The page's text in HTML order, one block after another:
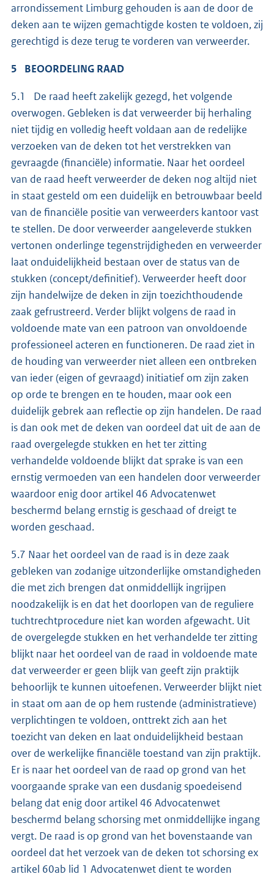
arrondissement Limburg gehouden is aan de door de
deken aan te wijzen gemachtigde kosten te voldoen, zij
gerechtigd is deze terug te vorderen van verweerder.
5 BEOORDELING RAAD
5.1 De raad heeft zakelijk gezegd, het volgende
overwogen. Gebleken is dat verweerder bij herhaling
niet tijdig en volledig heeft voldaan aan de redelijke
verzoeken van de deken tot het verstrekken van
gevraagde (financiële) informatie. Naar het oordeel
van de raad heeft verweerder de deken nog altijd niet
in staat gesteld om een duidelijk en betrouwbaar beeld
van de financiële positie van verweerders kantoor vast
te stellen. De door verweerder aangeleverde stukken
vertonen onderlinge tegenstrijdigheden en verweerder
laat onduidelijkheid bestaan over de status van de
stukken (concept/definitief). Verweerder heeft door
zijn handelwijze de deken in zijn toezichthoudende
zaak gefrustreerd. Verder blijkt volgens de raad in
voldoende mate van een patroon van onvoldoende
professioneel acteren en functioneren. De raad ziet in
de houding van verweerder niet alleen een ontbreken
van ieder (eigen of gevraagd) initiatief om zijn zaken
op orde te brengen en te houden, maar ook een
duidelijk gebrek aan reflectie op zijn handelen. De raad
is dan ook met de deken van oordeel dat uit de aan de
raad overgelegde stukken en het ter zitting
verhandelde voldoende blijkt dat sprake is van een
ernstig vermoeden van een handelen door verweerder
waardoor enig door artikel 46 Advocatenwet
beschermd belang ernstig is geschaad of dreigt te
worden geschaad.
5.7 Naar het oordeel van de raad is in deze zaak
gebleken van zodanige uitzonderlijke omstandigheden
die met zich brengen dat onmiddellijk ingrijpen
noodzakelijk is en dat het doorlopen van de reguliere
tuchtrechtprocedure niet kan worden afgewacht. Uit
de overgelegde stukken en het verhandelde ter zitting
blijkt naar het oordeel van de raad in voldoende mate
dat verweerder er geen blijk van geeft zijn praktijk
behoorlijk te kunnen uitoefenen. Verweerder blijkt niet
in staat om aan de op hem rustende (administratieve)
verplichtingen te voldoen, onttrekt zich aan het
toezicht van deken en laat onduidelijkheid bestaan
over de werkelijke financiële toestand van zijn praktijk.
Er is naar het oordeel van de raad op grond van het
voorgaande sprake van een dusdanig spoedeisend
belang dat enig door artikel 46 Advocatenwet
beschermd belang schorsing met onmiddellijke ingang
vergt. De raad is op grond van het bovenstaande van
oordeel dat het verzoek van de deken tot schorsing ex
artikel 60ab lid 1 Advocatenwet dient te worden